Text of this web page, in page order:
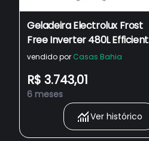
Geladeira Electrolux Frost
Free Inverter 480L Efficient
com AutoSense Smart
vendido por Casas Bahia
R$ 3.743,01
6 meses
Ver histórico